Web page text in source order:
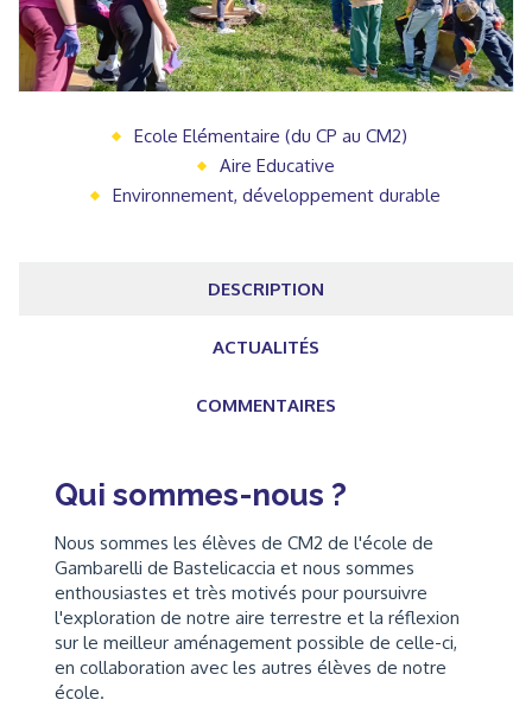
Ecole Elémentaire (du CP au CM2)
Aire Educative
Environnement, développement durable
DESCRIPTION
ACTUALITÉS
COMMENTAIRES
Qui sommes-nous ?
Nous sommes les élèves de CM2 de l'école de
Gambarelli de Bastelicaccia et nous sommes
enthousiastes et très motivés pour poursuivre
l'exploration de notre aire terrestre et la réflexion
sur le meilleur aménagement possible de celle-ci,
en collaboration avec les autres élèves de notre
école.